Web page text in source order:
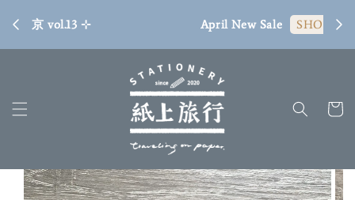
April New Sale SHOP NOW